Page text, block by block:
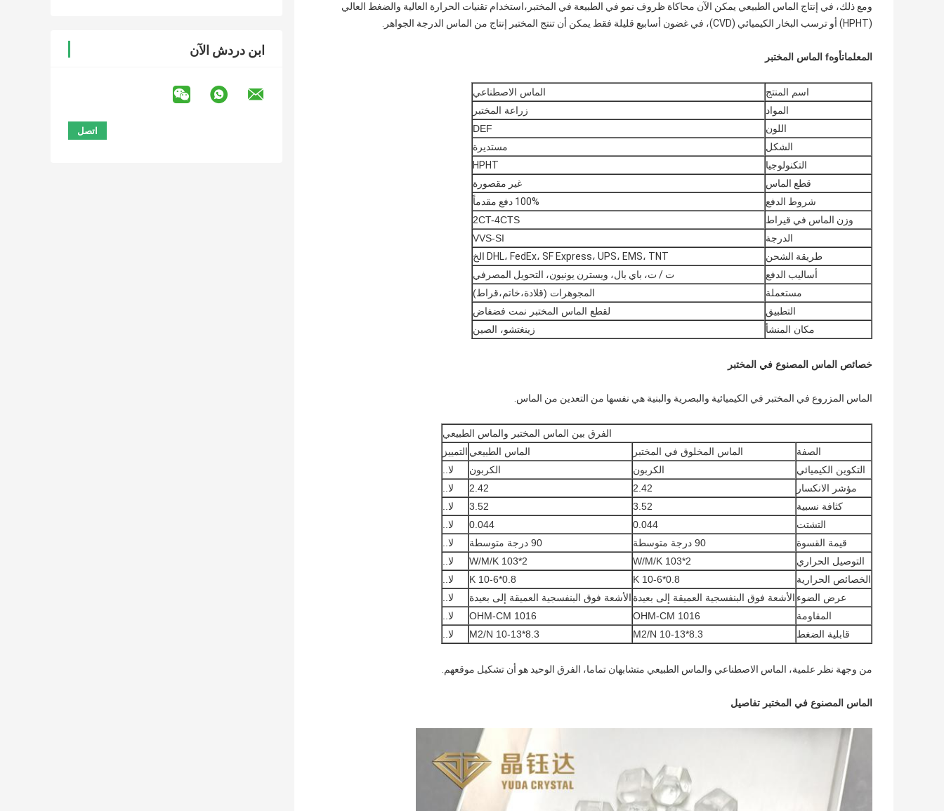
ابن دردش الآن
ومع ذلك، في إنتاج الماس الطبيعي يمكن الآن محاكاة ظروف نمو في الطبيعة في المختبر،استخدام تقنيات الحرارة العالية والضغط العالي
(HPHT) أو ترسب البخار الكيميائي (CVD)، في غضون أسابيع قليلة فقط يمكن أن تنتج المختبر إنتاج من الماس الدرجة الجواهر.
المعلماتأوهf الماس المختبر
اسم المنتج
الماس الاصطناعي
المواد
زراعة المختبر
اللون
DEF
الشكل
مستديرة
التكنولوجيا
HPHT
قطع الماس
غير مقصورة
شروط الدفع
100% دفع مقدماً
وزن الماس في قيراط
2CT-4CTS
الدرجة
VVS-SI
طريقة الشحن
DHL، FedEx، SF Express، UPS، EMS، TNT الخ
أساليب الدفع
ت / ت، باي بال، ويسترن يونيون، التحويل المصرفي
مستعملة
المجوهرات (قلادة،خاتم،قراط)
التطبيق
لقطع الماس المختبر نمت فضفاض
مكان المنشأ
زينغتشو، الصين
خصائص الماس المصنوع في المختبر
الماس المزروع في المختبر في الكيميائية والبصرية والبنية هي نفسها من التعدين من الماس.
الفرق بين الماس المختبر والماس الطبيعي
الصفة
الماس المخلوق في المختبر الماس الطبيعي التمييز
التكوين الكيميائي
الكربون الكربون
لا..
مؤشر الانكسار
2.42
2.42
لا..
كثافة نسبية
3.52
3.52
لا..
التشتت
0.044
0.044
لا..
قيمة القسوة
90 درجة متوسطة 90 درجة متوسطة
لا..
التوصيل الحراري
2*103 W/M/K
2*103 W/M/K
لا..
الخصائص الحرارية
0.8*10-6 K
0.8*10-6 K
لا..
عرض الضوء الأشعة فوق البنفسجية العميقة إلى بعيدة الأشعة فوق البنفسجية العميقة إلى بعيدة
لا..
المقاومة
1016 OHM-CM
1016 OHM-CM
لا..
قابلية الضغط
8.3*10-13 M2/N
8.3*10-13 M2/N لا..
من وجهة نظر علمية، الماس الاصطناعي والماس الطبيعي متشابهان تماما، الفرق الوحيد هو أن تشكيل موقعهم.
الماس المصنوع في المختبر تفاصيل